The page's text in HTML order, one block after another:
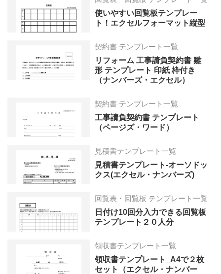
使いやすい回覧板テンプレー
ト！エクセルフォーマット縦型
契約書 テンプレート一覧
リフォーム 工事請負契約書 雛
形 テンプレート 印紙 枠付き
（ナンバーズ・エクセル）
契約書 テンプレート一覧
工事請負契約書 テンプレート
（ページズ・ワード）
見積書テンプレート一覧
見積書テンプレート-オーソドッ
クス(エクセル・ナンバーズ)
回覧表・回覧板 テンプレート一覧
日付け10回分入力できる回覧板
テンプレート２０人分
領収書テンプレート一覧
領収書テンプレート_A4で２枚
セット（エクセル・ナンバー